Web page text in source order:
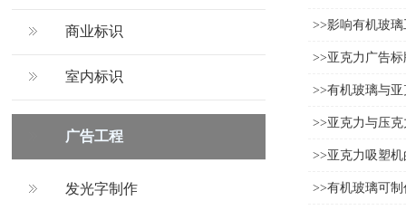
商业标识
室内标识
广告工程
发光字制作
>>影响有机玻
>>亚克力广告
>>有机玻璃与
>>亚克力与压
>>亚克力吸塑
>>有机玻璃可